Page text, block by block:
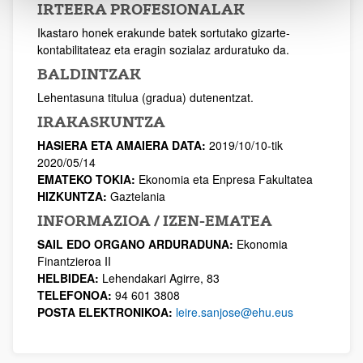
IRTEERA PROFESIONALAK
Ikastaro honek erakunde batek sortutako gizarte-
kontabilitateaz eta eragin sozialaz arduratuko da.
BALDINTZAK
Lehentasuna titulua (gradua) dutenentzat.
IRAKASKUNTZA
HASIERA ETA AMAIERA DATA: 2019/10/10-tik
2020/05/14
EMATEKO TOKIA: Ekonomia eta Enpresa Fakultatea
HIZKUNTZA: Gaztelania
INFORMAZIOA / IZEN-EMATEA
SAIL EDO ORGANO ARDURADUNA: Ekonomia
Finantzieroa II
HELBIDEA: Lehendakari Agirre, 83
TELEFONOA: 94 601 3808
POSTA ELEKTRONIKOA: leire.sanjose@ehu.eus